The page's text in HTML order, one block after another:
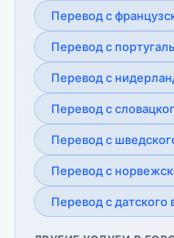
Перевод с
Перевод с
Перевод с
Перевод с
Перевод с
Перевод с
Перевод с